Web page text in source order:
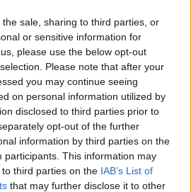
sale, sharing to third parties, or
or sensitive information for
please use the below opt-out
Please note that after your
you may continue seeing
on personal information utilized by
disclosed to third parties prior to
opt-out of the further
information by third parties on the
participants. This information may
third parties on the IAB’s List of
that may further disclose it to other
μεγάλος χώρος, για τους μη
παραμικρή υποδομή. Χωρίς
κεφάλι σου. Για
του Λιμενικού
επιβατών το λεωφορείο
το χάος. «Όπου μπορείς
απάντηση που λαμβάνεις
συνεχούς βροχής
χρειάζεσαι και μια
«Και πού μπορώ;»